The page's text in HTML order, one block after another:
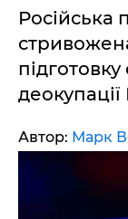
Російська
Автор: Марк